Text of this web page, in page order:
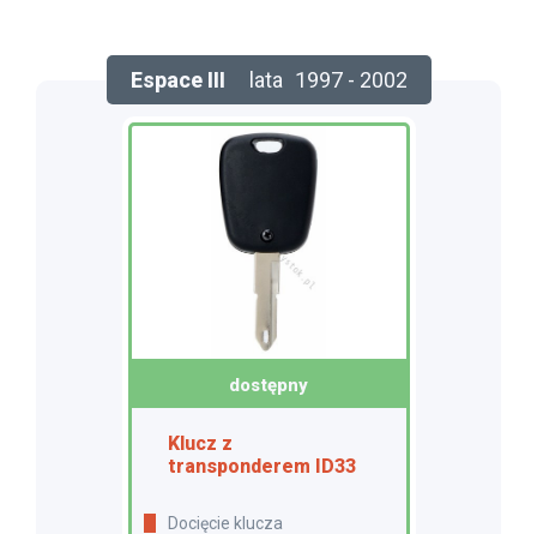
Espace III lata 1997 - 2002
dostępny
Klucz z
transponderem ID33
docięcie klucza